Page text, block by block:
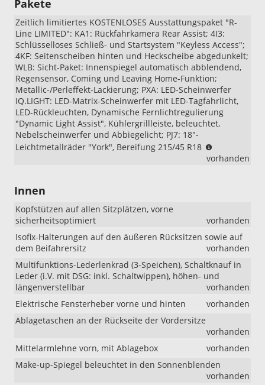
Pakete
Zeitlich limitiertes KOSTENLOSES Ausstattungspaket "R-
Line LIMITED": KA1: Rückfahrkamera Rear Assist; 4I3:
Schlüsselloses Schließ- und Startsystem "Keyless Access";
4KF: Seitenscheiben hinten und Heckscheibe abgedunkelt;
WLB: Sicht-Paket: Innenspiegel automatisch abblendend,
Regensensor, Coming und Leaving Home-Funktion;
Metallic-/Perleffekt-Lackierung; PXA: LED-Scheinwerfer
IQ.LIGHT: LED-Matrix-Scheinwerfer mit LED-Tagfahrlicht,
LED-Rückleuchten, Dynamische Fernlichtregulierung
"Dynamic Light Assist", Kühlergrillleiste, beleuchtet,
Nebelscheinwerfer und Abbiegelicht; PJ7: 18"-
Leichtmetallräder "York", Bereifung 215/45 R18
Hinweis
Beim
VW
Taigo
Line
Limited“
wurden
die
geändert.
sofort
umfasst
vorhanden
Innen
Kopfstützen auf allen Sitzplätzen, vorne
sicherheitsoptimiert
vorhanden
Isofix-Halterungen auf den äußeren Rücksitzen sowie auf
dem Beifahrersitz
vorhanden
Multifunktions-Lederlenkrad (3-Speichen), Schaltknauf in
Leder (i.V. mit DSG: inkl. Schaltwippen), höhen- und
längenverstellbar
vorhanden
Elektrische Fensterheber vorne und hinten
vorhanden
Ablagetaschen an der Rückseite der Vordersitze
vorhanden
Mittelarmlehne vorn, mit Ablagebox
vorhanden
Make-up-Spiegel beleuchtet in den Sonnenblenden
vorhanden